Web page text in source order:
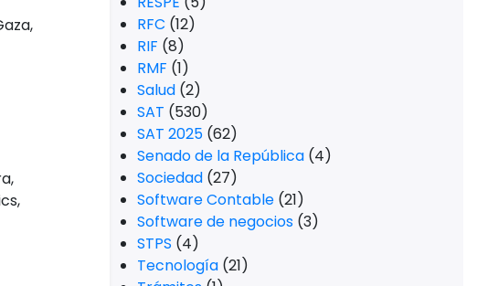
RFC (12)
RIF (8)
RMF (1)
Salud (2)
SAT (530)
SAT 2025 (62)
Senado de la República (4)
Sociedad (27)
Software Contable (21)
Software de negocios (3)
STPS (4)
Tecnología (21)